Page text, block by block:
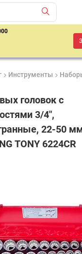
Инструменты
головок с
3/4",
22-50
TONY 6224CR